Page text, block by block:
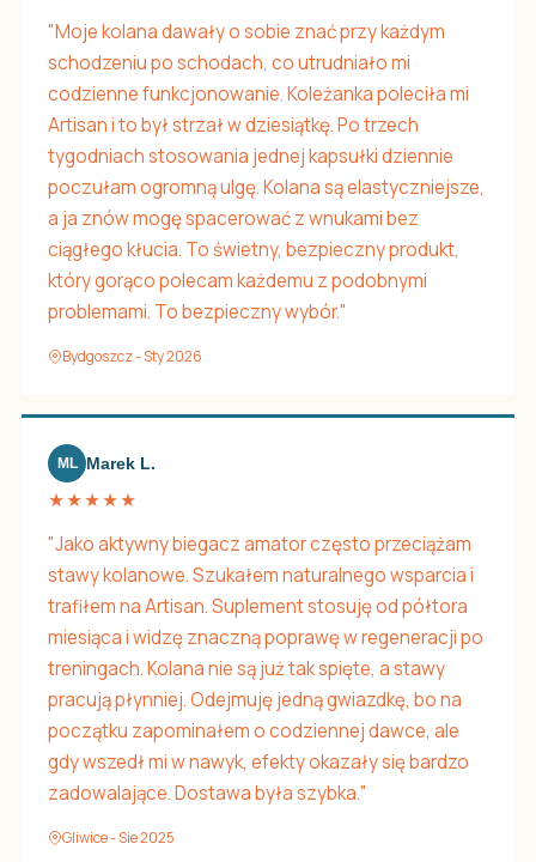
"Moje kolana dawały o sobie znać przy każdym
schodzeniu po schodach, co utrudniało mi
codzienne funkcjonowanie. Koleżanka poleciła mi
Artisan i to był strzał w dziesiątkę. Po trzech
tygodniach stosowania jednej kapsułki dziennie
poczułam ogromną ulgę. Kolana są elastyczniejsze,
a ja znów mogę spacerować z wnukami bez
ciągłego kłucia. To świetny, bezpieczny produkt,
który gorąco polecam każdemu z podobnymi
problemami. To bezpieczny wybór."
Bydgoszcz - Sty 2026
ML Marek L.
★★★★★
"Jako aktywny biegacz amator często przeciążam
stawy kolanowe. Szukałem naturalnego wsparcia i
trafiłem na Artisan. Suplement stosuję od półtora
miesiąca i widzę znaczną poprawę w regeneracji po
treningach. Kolana nie są już tak spięte, a stawy
pracują płynniej. Odejmuję jedną gwiazdkę, bo na
początku zapominałem o codziennej dawce, ale
gdy wszedł mi w nawyk, efekty okazały się bardzo
zadowalające. Dostawa była szybka."
Gliwice - Sie 2025